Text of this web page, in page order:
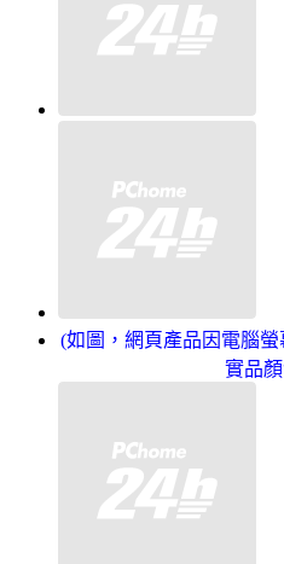
(如圖，網頁產品因電腦
實品